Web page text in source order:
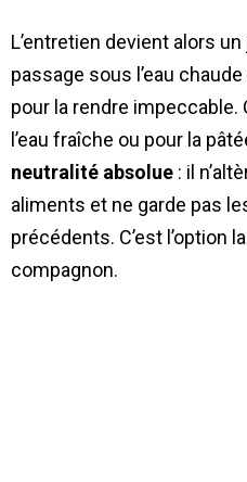
L’entretien devient alors
passage sous l’eau
pour la rendre impeccable.
l’eau fraîche ou pour la
neutralité absolue : il
aliments et ne garde pas
précédents. C’est l’option
compagnon.